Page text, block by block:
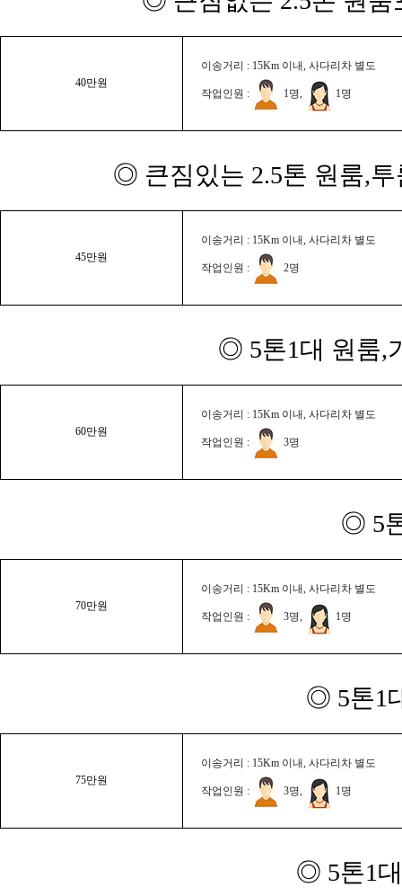
40만원
이송거리 : 15Km 이내, 사다리차 별도
작업인원 : 1명, 1명
◎ 큰짐있는 2.5톤 원룸,
45만원
이송거리 : 15Km 이내, 사다리차 별도
작업인원 : 2명
◎ 5톤1대 원룸,
60만원
이송거리 : 15Km 이내, 사다리차 별도
작업인원 : 3명
◎ 5
70만원
이송거리 : 15Km 이내, 사다리차 별도
작업인원 : 3명, 1명
◎ 5톤1
75만원
이송거리 : 15Km 이내, 사다리차 별도
작업인원 : 3명, 1명
◎ 5톤1